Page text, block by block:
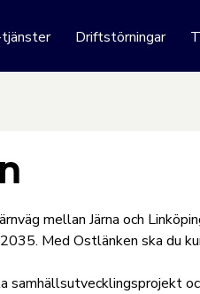
Driftstörningar
mellan Järna och
Med Ostlänken ska du
samhällsutvecklingsprojekt